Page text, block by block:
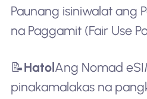
Paunang isiniwalat ang
na Paggamit (Fair Use
📝HatolAng Nomad
pinakamalakas na